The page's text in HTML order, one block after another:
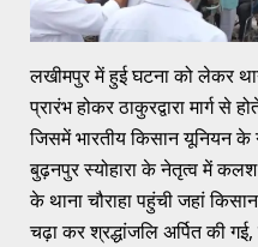
लखीमपुर में हुई घटना को लेकर
प्रारंभ होकर ठाकुरद्वारा मार्ग से
जिसमें भारतीय किसान यूनियन
बुढ़नपुर स्योहारा के नेतृत्व में कलश
के थाना चौराहा पहुंची जहां
चढ़ा कर श्रद्धांजलि अर्पित की